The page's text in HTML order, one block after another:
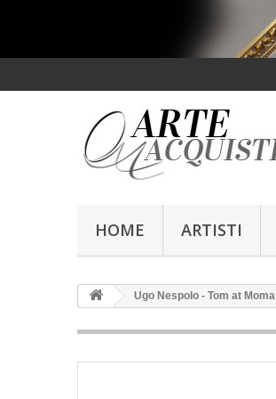
HOME ARTISTI
Ugo Nespolo - Tom at Moma